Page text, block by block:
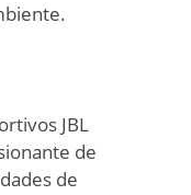
JBL
de
de